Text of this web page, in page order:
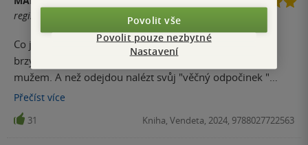
další knihu!
registrovaný uživatel
Co je vlastně po smrti ? To bohužel na vlastní kůži velmi
brzy poznají tři mladé ženy. Byly zavražděny stejným
mužem. A než odejdou nalézt svůj "věčný odpočinek "
snaží se mu nejen znepříjemnit život, ale hlavně i zabránit
další vraždě. Příběh byl velmi čtivý a hlavní hrdinky mi
opravdu přitostly k srdci.
Přečíst více
31 Kniha, Vendeta, 2024, 9788027722563
Povolit vše
Povolit pouze nezbytné
Nastavení